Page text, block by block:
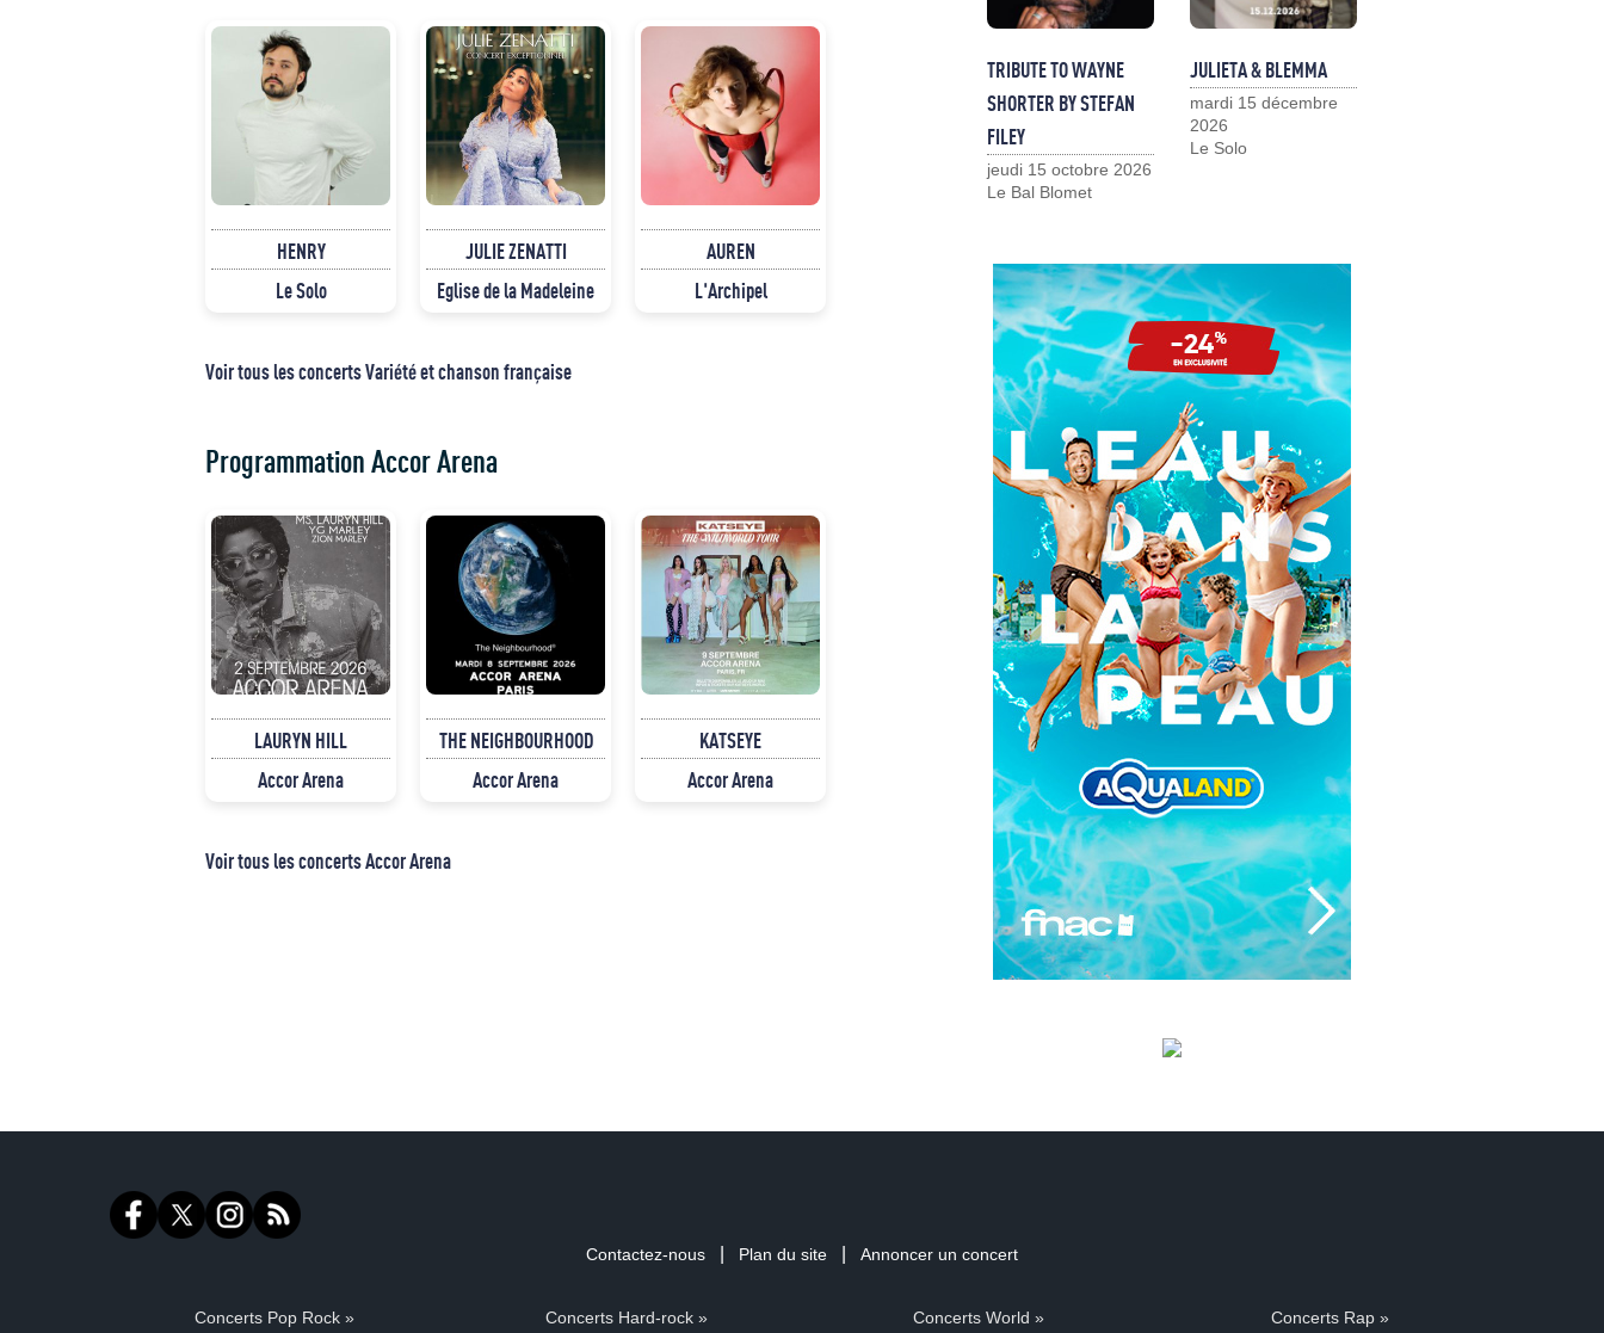
HENRY
Le Solo
JULIE ZENATTI
Eglise de la Madeleine
AUREN
L'Archipel
Voir tous les concerts Variété et chanson française
Programmation Accor Arena
LAURYN HILL
Accor Arena
THE NEIGHBOURHOOD
Accor Arena
KATSEYE
Accor Arena
Voir tous les concerts Accor Arena
TRIBUTE TO WAYNE
SHORTER BY STEFAN
FILEY
jeudi 15 octobre 2026
Le Bal Blomet
JULIETA & BLEMMA
mardi 15 décembre
2026
Le Solo
Contactez-nous Plan du site Annoncer un concert
Concerts Pop Rock » Concerts Hard-rock » Concerts World » Concerts Rap »